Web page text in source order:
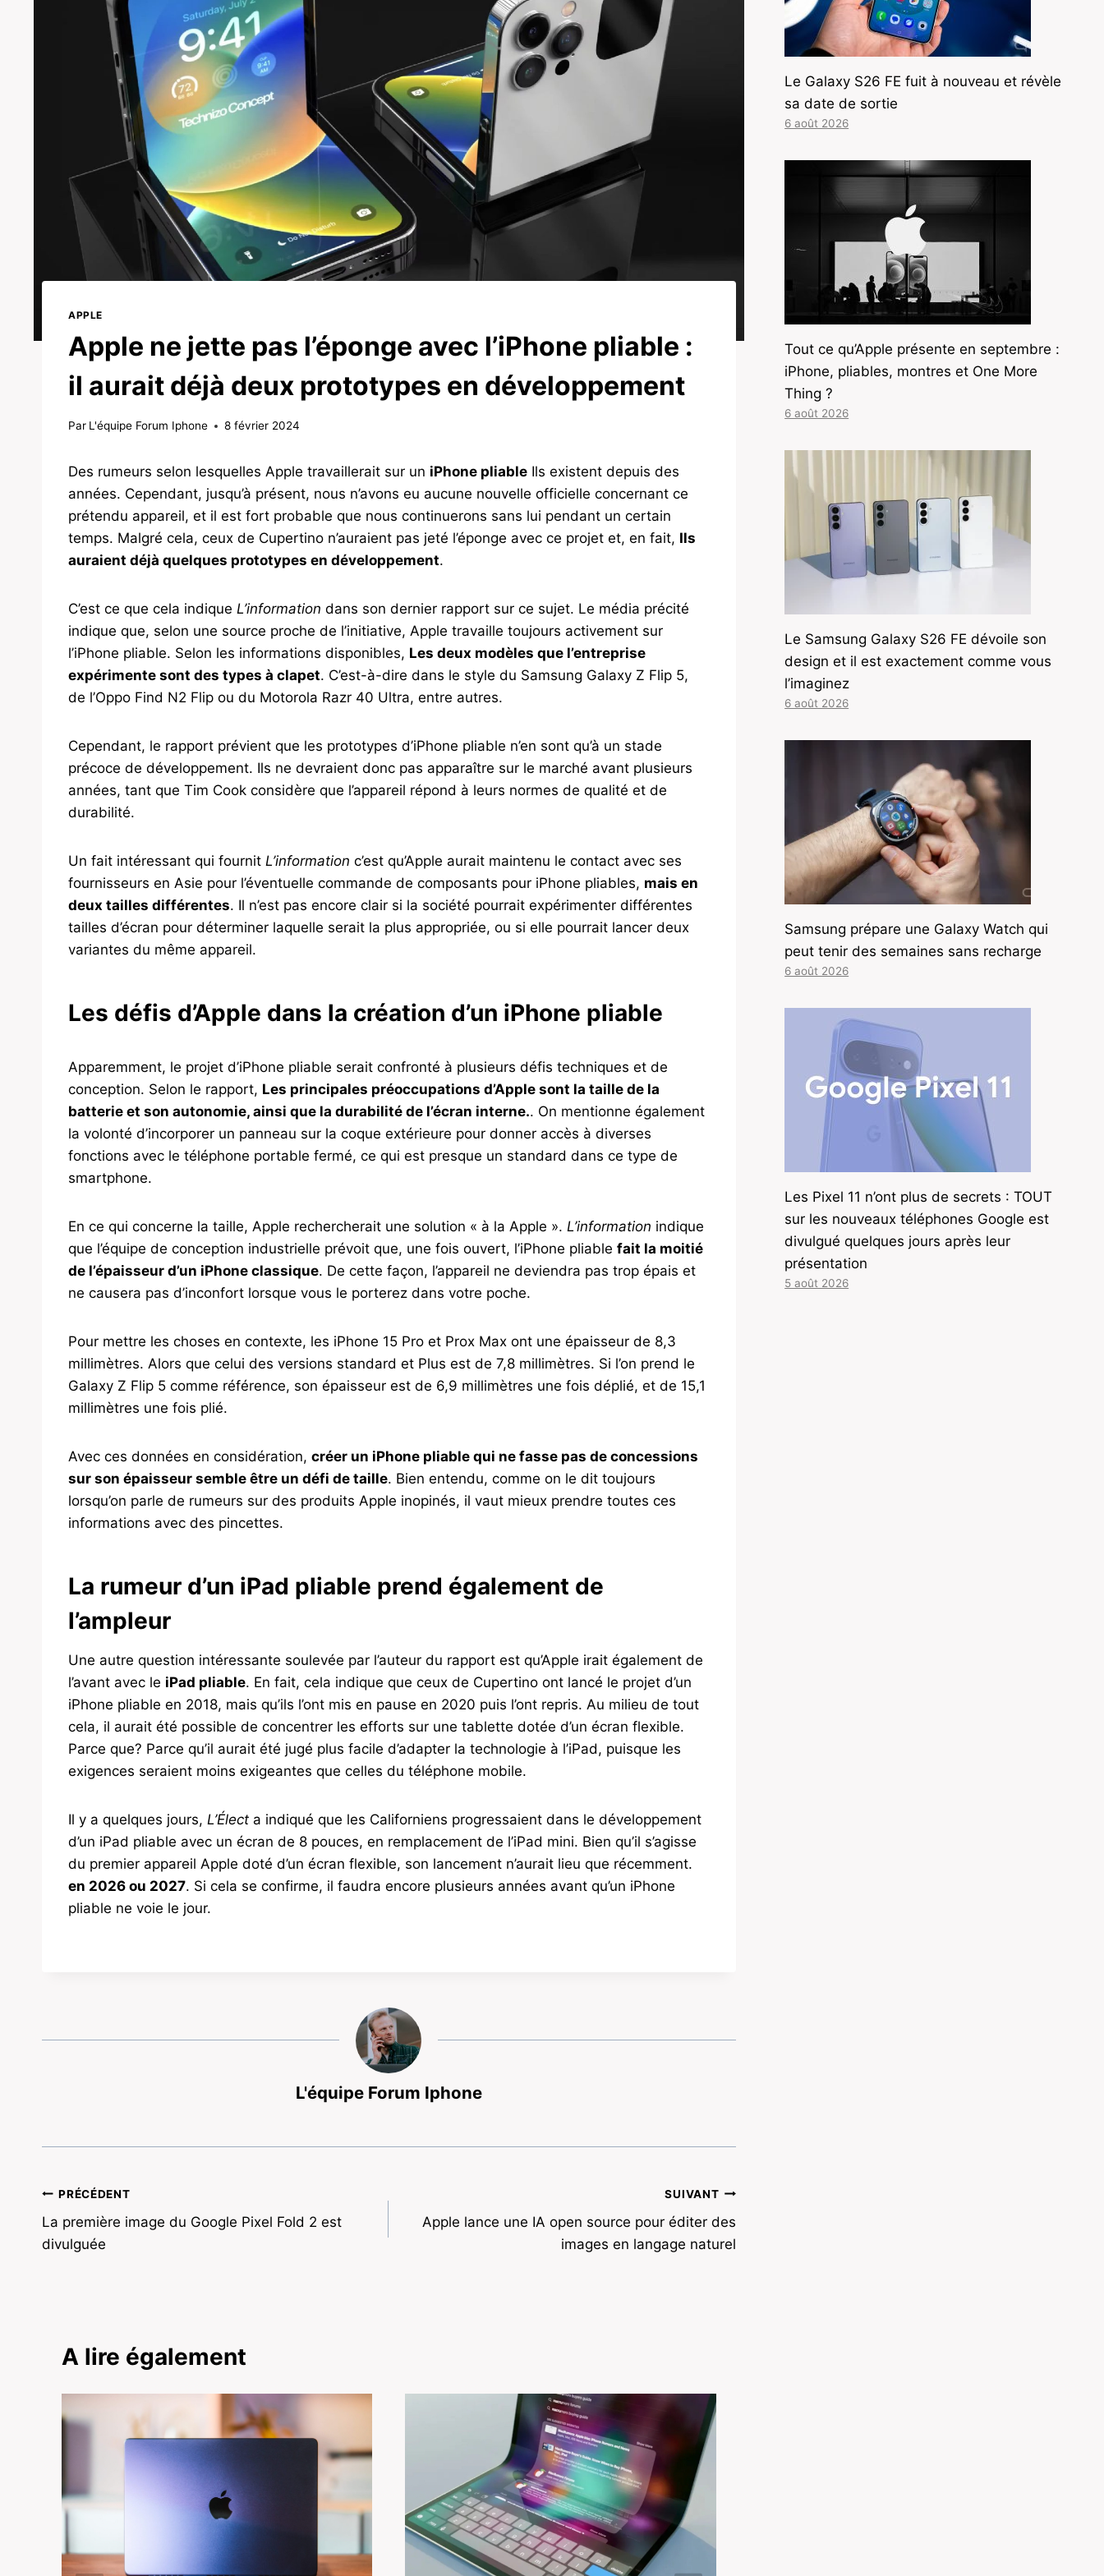
APPLE
Apple ne jette pas l’éponge avec l’iPhone pliable :
il aurait déjà deux prototypes en développement
Par L'équipe Forum Iphone 8 février 2024
Des rumeurs selon lesquelles Apple travaillerait sur un iPhone pliable Ils existent depuis des
années. Cependant, jusqu’à présent, nous n’avons eu aucune nouvelle officielle concernant ce
prétendu appareil, et il est fort probable que nous continuerons sans lui pendant un certain
temps. Malgré cela, ceux de Cupertino n’auraient pas jeté l’éponge avec ce projet et, en fait, Ils
auraient déjà quelques prototypes en développement.
C’est ce que cela indique L’information dans son dernier rapport sur ce sujet. Le média précité
indique que, selon une source proche de l’initiative, Apple travaille toujours activement sur
l’iPhone pliable. Selon les informations disponibles, Les deux modèles que l’entreprise
expérimente sont des types à clapet. C’est-à-dire dans le style du Samsung Galaxy Z Flip 5,
de l’Oppo Find N2 Flip ou du Motorola Razr 40 Ultra, entre autres.
Cependant, le rapport prévient que les prototypes d’iPhone pliable n’en sont qu’à un stade
précoce de développement. Ils ne devraient donc pas apparaître sur le marché avant plusieurs
années, tant que Tim Cook considère que l’appareil répond à leurs normes de qualité et de
durabilité.
Un fait intéressant qui fournit L’information c’est qu’Apple aurait maintenu le contact avec ses
fournisseurs en Asie pour l’éventuelle commande de composants pour iPhone pliables, mais en
deux tailles différentes. Il n’est pas encore clair si la société pourrait expérimenter différentes
tailles d’écran pour déterminer laquelle serait la plus appropriée, ou si elle pourrait lancer deux
variantes du même appareil.
Les défis d’Apple dans la création d’un iPhone pliable
Apparemment, le projet d’iPhone pliable serait confronté à plusieurs défis techniques et de
conception. Selon le rapport, Les principales préoccupations d’Apple sont la taille de la
batterie et son autonomie, ainsi que la durabilité de l’écran interne.. On mentionne également
la volonté d’incorporer un panneau sur la coque extérieure pour donner accès à diverses
fonctions avec le téléphone portable fermé, ce qui est presque un standard dans ce type de
smartphone.
En ce qui concerne la taille, Apple rechercherait une solution « à la Apple ». L’information indique
que l’équipe de conception industrielle prévoit que, une fois ouvert, l’iPhone pliable fait la moitié
de l’épaisseur d’un iPhone classique. De cette façon, l’appareil ne deviendra pas trop épais et
ne causera pas d’inconfort lorsque vous le porterez dans votre poche.
Pour mettre les choses en contexte, les iPhone 15 Pro et Prox Max ont une épaisseur de 8,3
millimètres. Alors que celui des versions standard et Plus est de 7,8 millimètres. Si l’on prend le
Galaxy Z Flip 5 comme référence, son épaisseur est de 6,9 ​​millimètres une fois déplié, et de 15,1
millimètres une fois plié.
Avec ces données en considération, créer un iPhone pliable qui ne fasse pas de concessions
sur son épaisseur semble être un défi de taille. Bien entendu, comme on le dit toujours
lorsqu’on parle de rumeurs sur des produits Apple inopinés, il vaut mieux prendre toutes ces
informations avec des pincettes.
La rumeur d’un iPad pliable prend également de
l’ampleur
Une autre question intéressante soulevée par l’auteur du rapport est qu’Apple irait également de
l’avant avec le iPad pliable. En fait, cela indique que ceux de Cupertino ont lancé le projet d’un
iPhone pliable en 2018, mais qu’ils l’ont mis en pause en 2020 puis l’ont repris. Au milieu de tout
cela, il aurait été possible de concentrer les efforts sur une tablette dotée d’un écran flexible.
Parce que? Parce qu’il aurait été jugé plus facile d’adapter la technologie à l’iPad, puisque les
exigences seraient moins exigeantes que celles du téléphone mobile.
Il y a quelques jours, L’Élect a indiqué que les Californiens progressaient dans le développement
d’un iPad pliable avec un écran de 8 pouces, en remplacement de l’iPad mini. Bien qu’il s’agisse
du premier appareil Apple doté d’un écran flexible, son lancement n’aurait lieu que récemment.
en 2026 ou 2027. Si cela se confirme, il faudra encore plusieurs années avant qu’un iPhone
pliable ne voie le jour.
L'équipe Forum Iphone
Navigation
de
PRÉCÉDENT
La première image du Google Pixel Fold 2 est
divulguée
SUIVANT
Apple lance une IA open source pour éditer des
images en langage naturel
A lire également
Le Galaxy S26 FE fuit à nouveau et révèle
sa date de sortie
6 août 2026
Tout ce qu’Apple présente en septembre :
iPhone, pliables, montres et One More
Thing ?
6 août 2026
Le Samsung Galaxy S26 FE dévoile son
design et il est exactement comme vous
l’imaginez
6 août 2026
Samsung prépare une Galaxy Watch qui
peut tenir des semaines sans recharge
6 août 2026
Les Pixel 11 n’ont plus de secrets : TOUT
sur les nouveaux téléphones Google est
divulgué quelques jours après leur
présentation
5 août 2026